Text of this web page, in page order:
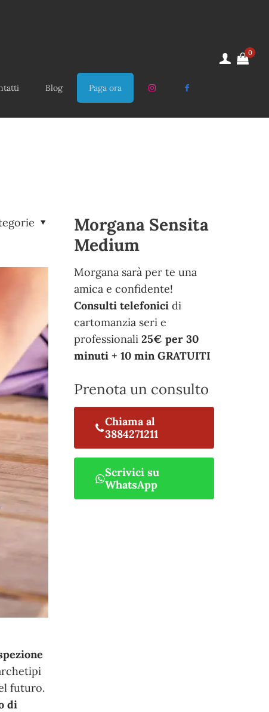
Blog Paga ora
0
futuro.
di
Morgana Sensita
Medium
Morgana sarà per te una
amica e confidente!
Consulti telefonici di
cartomanzia seri e
professionali 25€ per 30
minuti + 10 min GRATUITI
Prenota un consulto
Chiama al
3884271211
Scrivici su
WhatsApp